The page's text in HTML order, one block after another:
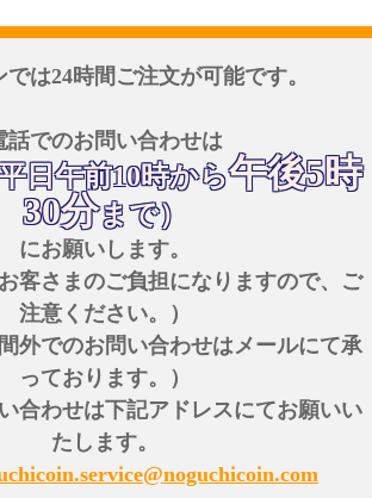
は24時間ご注文が可能です。
話でのお問い合わせは
平日午前10時から午後5時
30分まで）
にお願いします。
客さまのご負担になりますので、ご
注意ください。）
外でのお問い合わせはメールにて承
っております。）
合わせは下記アドレスにてお願いい
たします。